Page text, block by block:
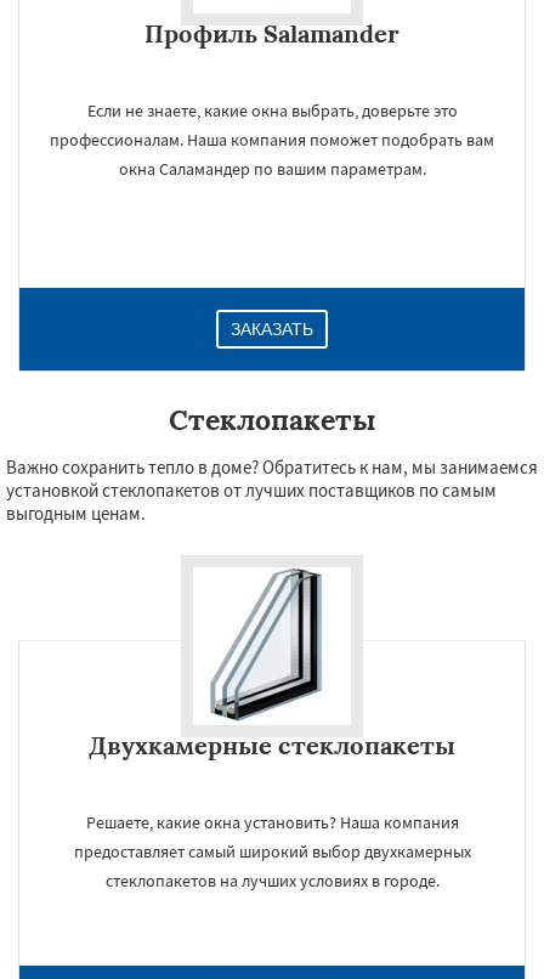
Профиль Salamander
Если не знаете, какие окна выбрать, доверьте это
профессионалам. Наша компания поможет подобрать вам
окна Саламандер по вашим параметрам.
ЗАКАЗАТЬ
Стеклопакеты
Важно сохранить тепло в доме? Обратитесь к нам, мы занимаемся
установкой стеклопакетов от лучших поставщиков по самым
выгодным ценам.
Двухкамерные стеклопакеты
Решаете, какие окна установить? Наша компания
предоставляет самый широкий выбор двухкамерных
стеклопакетов на лучших условиях в городе.
УЗНАТЬ ПОДРОБНЕЕ
Даю согласие на обработку персональных данных